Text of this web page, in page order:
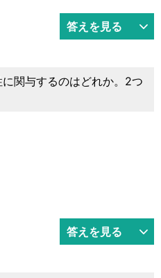
答えを見る
関与するのはどれか。2つ
答えを見る